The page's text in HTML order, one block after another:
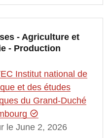
- Agriculture et
- Production
Institut national de
et des études
du Grand-Duché
le June 2, 2026